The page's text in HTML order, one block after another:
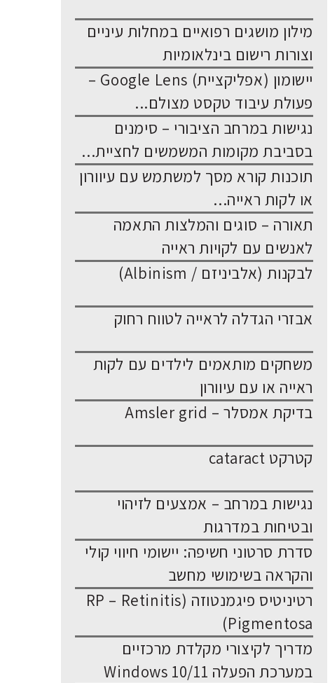
מילון מושגים רפואיים במחלות עיניים
וצורות רישום בינלאומיות
יישומון (אפליקציית) Google Lens –
פעולת עיבוד טקסט מצולם...
נגישות במרחב הציבורי – סימנים
בסביבת מקומות המשמשים לחציית...
תוכנות קורא מסך למשתמש עם עיוורון
או לקות ראייה...
תאורה – סוגים והמלצות התאמה
לאנשים עם לקויות ראייה
לבקנות (אלביניזם / Albinism)
אבזרי הגדלה לראייה לטווח רחוק
משחקים מותאמים לילדים עם לקות
ראייה או עם עיוורון
בדיקת אמסלר – Amsler grid
קטרקט cataract
נגישות במרחב – אמצעים לזיהוי
ובטיחות במדרגות
סדרת סרטוני חשיפה: יישומי חיווי קולי
והקראה בשימושי מחשב
רטיניטיס פיגמנטוזה (RP – Retinitis
Pigmentosa)
מדריך לקיצורי מקלדת מרכזיים
במערכת הפעלה Windows 10/11